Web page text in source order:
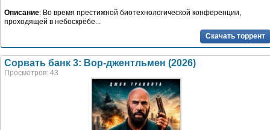
Описание: Во время престижной биотехнологической конференции,
проходящей в небоскрёбе...
Скачать торрент
Сорвать банк 3: Вор-джентльмен (2026)
Просмотров: 43